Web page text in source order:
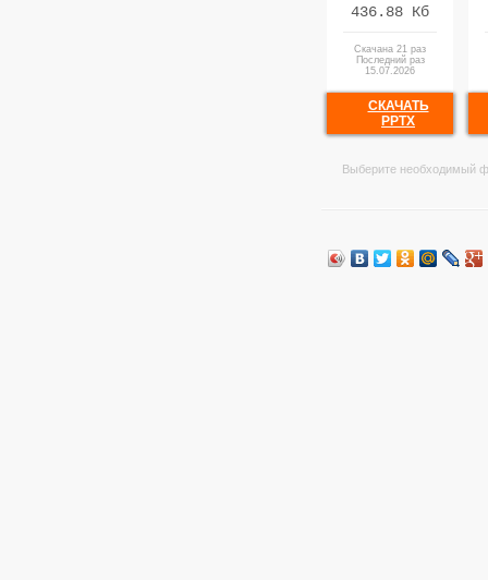
436.88 Кб
Скачана 21 раз
Последний раз
15.07.2026
СКАЧАТЬ
PPTX
Выберите необходимый